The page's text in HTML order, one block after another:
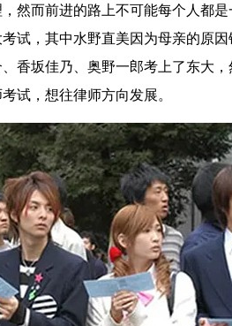
然而前进的路上不可能每个人都
试，其中水野直美因为母亲的原
香坂佳乃、奥野一郎考上了东大
试，想往律师方向发展。